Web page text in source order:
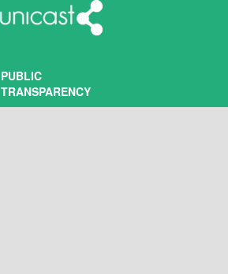
PUBLIC
TRANSPARENCY